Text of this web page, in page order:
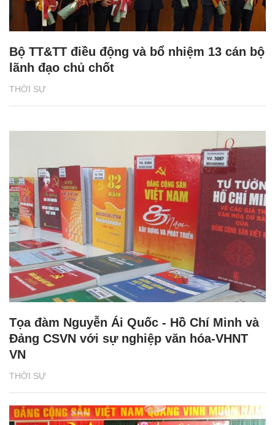
THỜI SỰ
Bộ TT&TT điều động và bổ nhiệm 13 cán bộ
lãnh đạo chủ chốt
THỜI SỰ
Tọa đàm Nguyễn Ái Quốc - Hồ Chí Minh và
Đảng CSVN với sự nghiệp văn hóa-VHNT
VN